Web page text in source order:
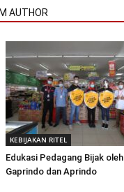
AUTHOR
KEBIJAKAN RITEL
Edukasi Pedagang Bijak oleh
Gaprindo dan Aprindo